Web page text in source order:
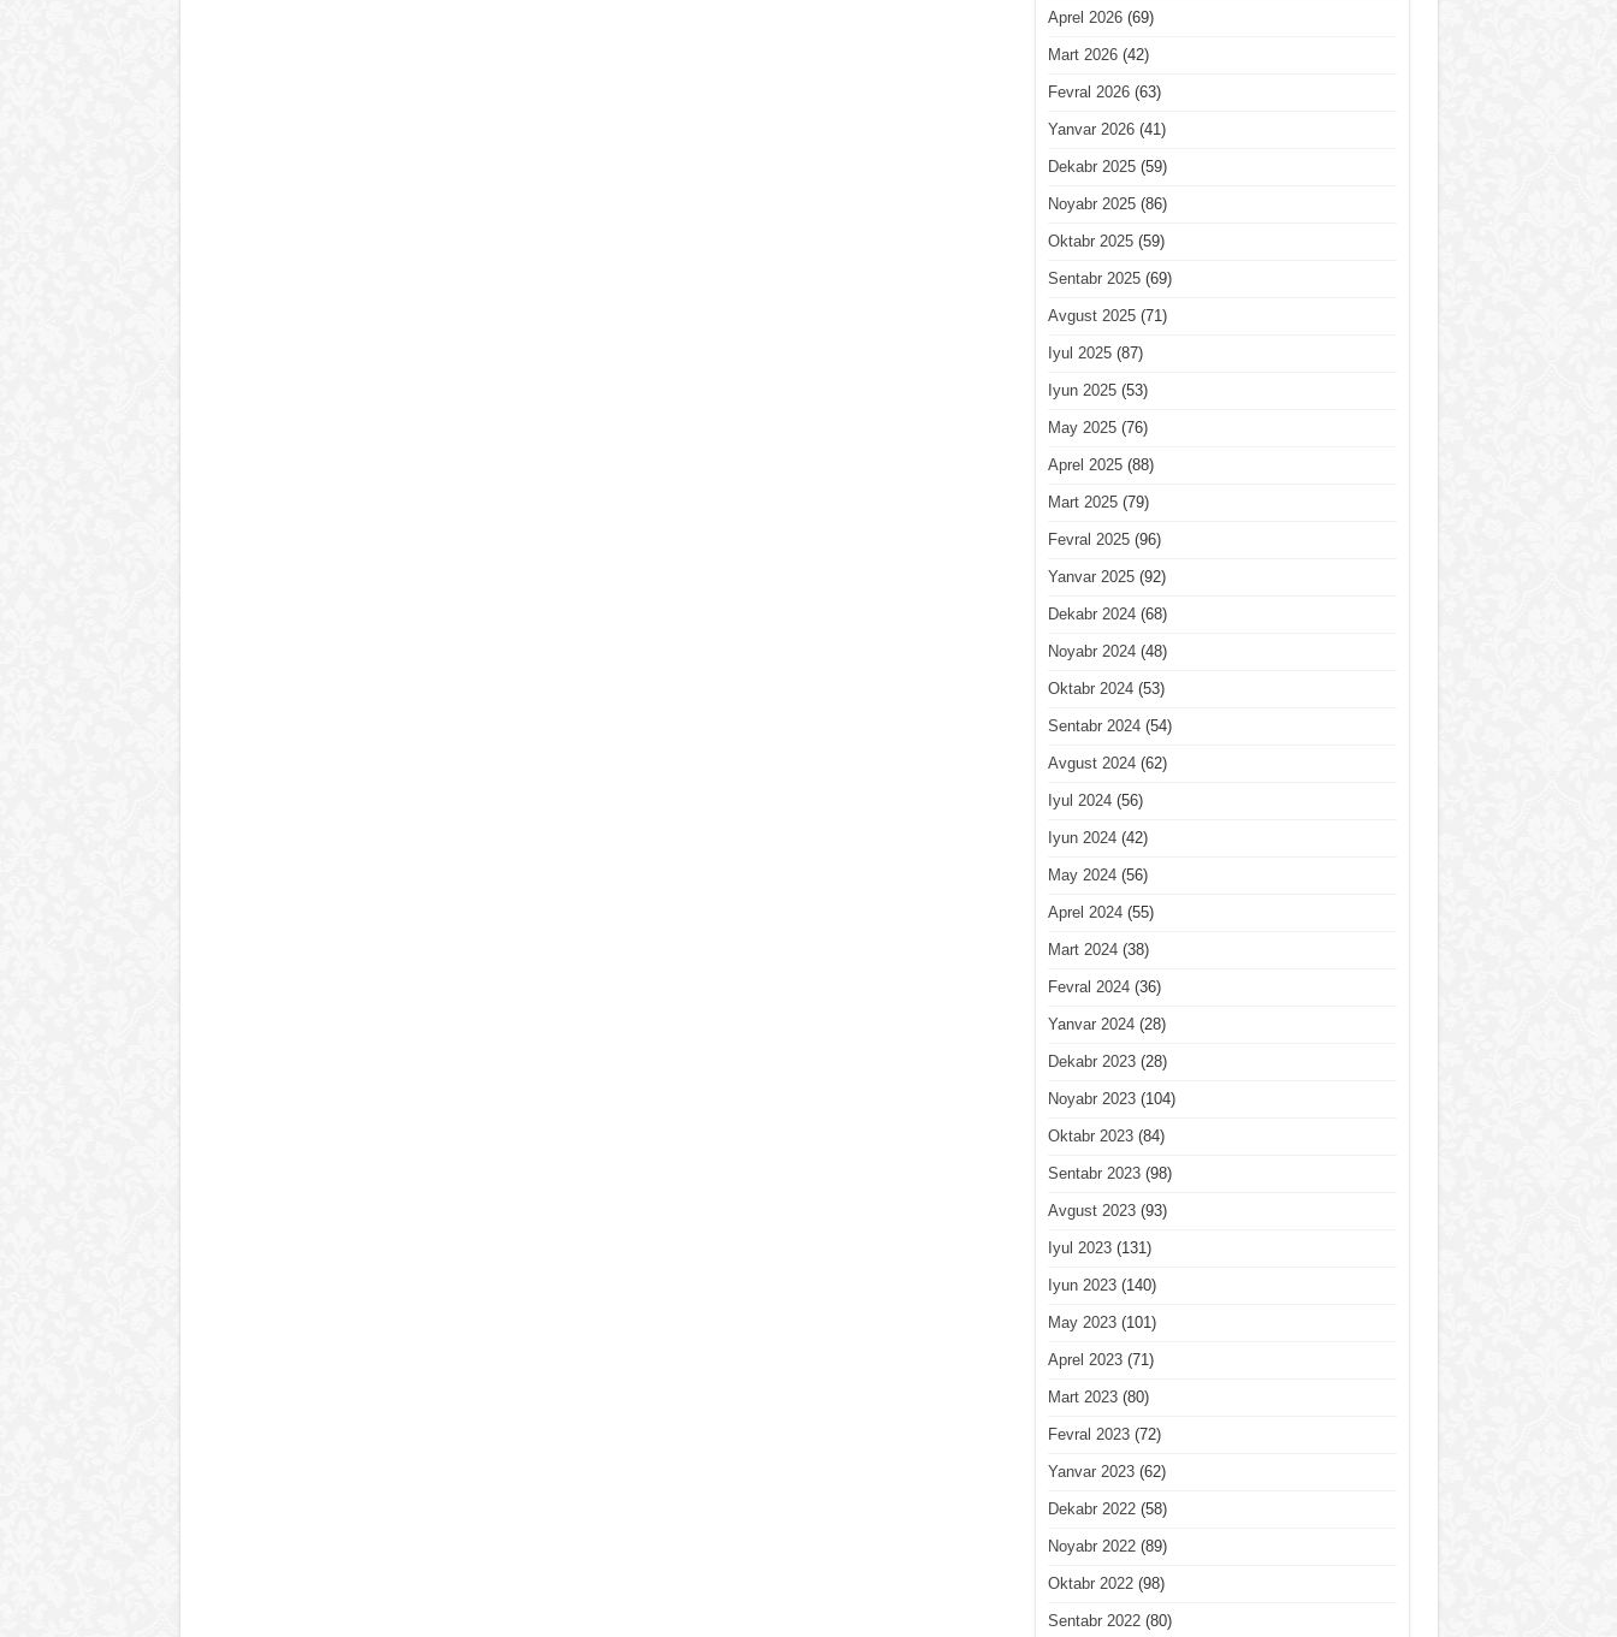
Aprel 2026(69)
Mart 2026(42)
Fevral 2026(63)
Yanvar 2026(41)
Dekabr 2025(59)
Noyabr 2025(86)
Oktabr 2025(59)
Sentabr 2025(69)
Avgust 2025(71)
Iyul 2025(87)
Iyun 2025(53)
May 2025(76)
Aprel 2025(88)
Mart 2025(79)
Fevral 2025(96)
Yanvar 2025(92)
Dekabr 2024(68)
Noyabr 2024(48)
Oktabr 2024(53)
Sentabr 2024(54)
Avgust 2024(62)
Iyul 2024(56)
Iyun 2024(42)
May 2024(56)
Aprel 2024(55)
Mart 2024(38)
Fevral 2024(36)
Yanvar 2024(28)
Dekabr 2023(28)
Noyabr 2023(104)
Oktabr 2023(84)
Sentabr 2023(98)
Avgust 2023(93)
Iyul 2023(131)
Iyun 2023(140)
May 2023(101)
Aprel 2023(71)
Mart 2023(80)
Fevral 2023(72)
Yanvar 2023(62)
Dekabr 2022(58)
Noyabr 2022(89)
Oktabr 2022(98)
Sentabr 2022(80)